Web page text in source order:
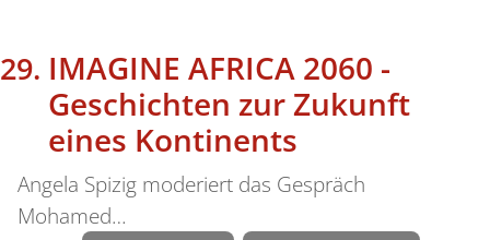
IMAGINE AFRICA 2060 -
Geschichten zur Zukunft
eines Kontinents
Angela Spizig moderiert das Gespräch
Mohamed…